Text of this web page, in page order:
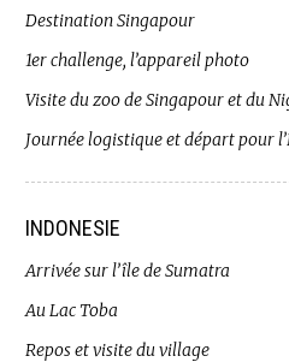
Destination Singapour
1er challenge, l’appareil photo
Visite du zoo de Singapour et du
Journée logistique et départ pour
INDONESIE
Arrivée sur l’île de Sumatra
Au Lac Toba
Repos et visite du village